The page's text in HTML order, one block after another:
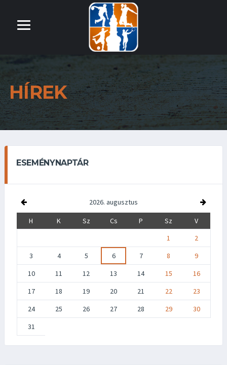
HÍREK
ESEMÉNYNAPTÁR
2026. augusztus
H K Sz Cs P Sz
V
1
2
3
4 5 6 7 8
9
10
11 12 13 14 15
16
17
18 19 20 21 22
23
24
25 26 27 28 29
30
31